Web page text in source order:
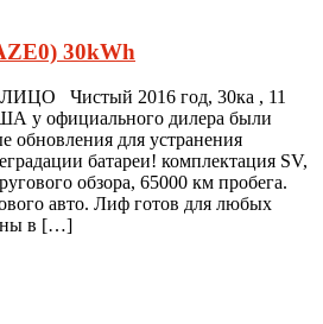
30kWh
Чистый 2016 год, 30ка , 11
у официального дилера были
обновления для устранения
батареи! комплектация SV,
обзора, 65000 км пробега.
авто. Лиф готов для любых
в […]